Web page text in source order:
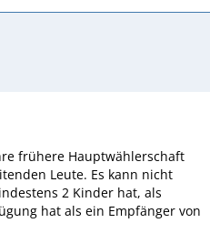
frühere Hauptwählerschaft
Leute. Es kann nicht
2 Kinder hat, als
hat als ein Empfänger von